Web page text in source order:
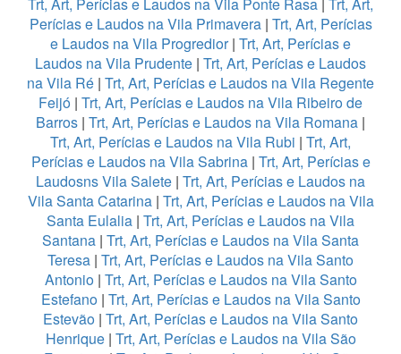
Trt, Art, Perícias e Laudos na Vila Ponte Rasa | Trt, Art,
Perícias e Laudos na Vila Primavera| Trt, Art, Perícias
e Laudos na Vila Progredior| Trt, Art, Perícias e
Laudos na Vila Prudente | Trt, Art, Perícias e Laudos
na Vila Ré | Trt, Art, Perícias e Laudos na Vila Regente
Feijó | Trt, Art, Perícias e Laudos na Vila Ribeiro de
Barros | Trt, Art, Perícias e Laudos na Vila Romana |
Trt, Art, Perícias e Laudos na Vila Rubi | Trt, Art,
Perícias e Laudos na Vila Sabrina| Trt, Art, Perícias e
Laudosns Vila Salete | Trt, Art, Perícias e Laudos na
Vila Santa Catarina| Trt, Art, Perícias e Laudos na Vila
Santa Eulalia | Trt, Art, Perícias e Laudos na Vila
Santana | Trt, Art, Perícias e Laudos na Vila Santa
Teresa | Trt, Art, Perícias e Laudos na Vila Santo
Antonio| Trt, Art, Perícias e Laudos na Vila Santo
Estefano| Trt, Art, Perícias e Laudos na Vila Santo
Estevão | Trt, Art, Perícias e Laudos na Vila Santo
Henrique| Trt, Art, Perícias e Laudos na Vila São